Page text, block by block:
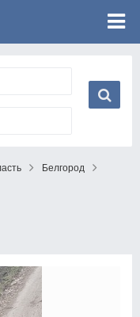
Белгород